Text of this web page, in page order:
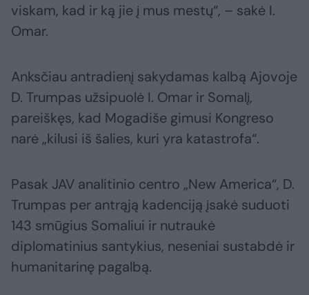
viskam, kad ir ką jie į mus mestų“, – sakė I.
Omar.
Anksčiau antradienį sakydamas kalbą Ajovoje
D. Trumpas užsipuolė I. Omar ir Somalį,
pareiškęs, kad Mogadiše gimusi Kongreso
narė „kilusi iš šalies, kuri yra katastrofa“.
Pasak JAV analitinio centro „New America“, D.
Trumpas per antrąją kadenciją įsakė suduoti
143 smūgius Somaliui ir nutraukė
diplomatinius santykius, neseniai sustabdė ir
humanitarinę pagalbą.